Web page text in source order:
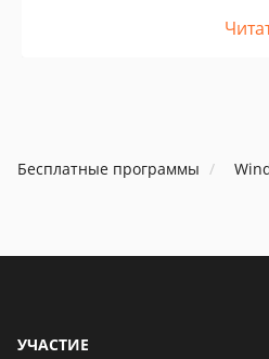
Бесплатные программы
УЧАСТИЕ